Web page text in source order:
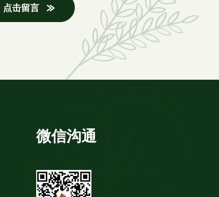
点击留言
微信沟通